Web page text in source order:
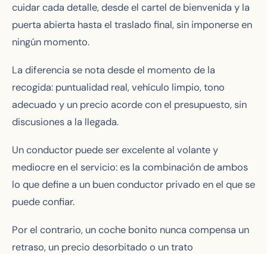
cuidar cada detalle, desde el cartel de bienvenida y la
puerta abierta hasta el traslado final, sin imponerse en
ningún momento.
La diferencia se nota desde el momento de la
recogida: puntualidad real, vehículo limpio, tono
adecuado y un precio acorde con el presupuesto, sin
discusiones a la llegada.
Un conductor puede ser excelente al volante y
mediocre en el servicio: es la combinación de ambos
lo que define a un buen conductor privado en el que se
puede confiar.
Por el contrario, un coche bonito nunca compensa un
retraso, un precio desorbitado o un trato